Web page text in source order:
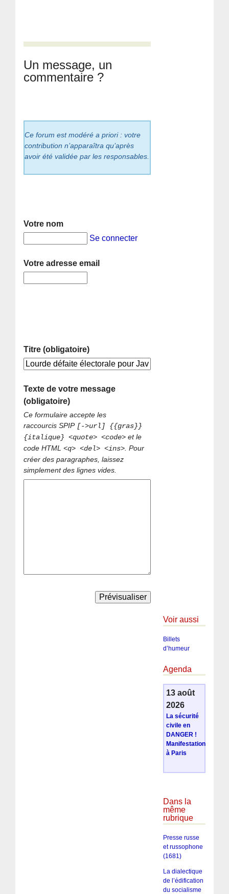
Un message, un
commentaire ?
Ce forum est modéré a priori : votre
contribution n’apparaîtra qu’après
avoir été validée par les responsables.
Votre nom
Se connecter
Votre adresse email
Titre (obligatoire)
Texte de votre message
(obligatoire)
Ce formulaire accepte les
raccourcis SPIP [->url] {{gras}}
{italique} <quote> <code> et le
code HTML<q> <del> <ins> . Pour
créer des paragraphes, laissez
simplement des lignes vides.
Voir aussi
Billets
d’humeur
Agenda
13 août
2026
La sécurité
civile en
DANGER !
Manifestation
à Paris
Dans la
même
rubrique
Presse russe
et russophone
(1681)
La dialectique
de l’édification
du socialisme